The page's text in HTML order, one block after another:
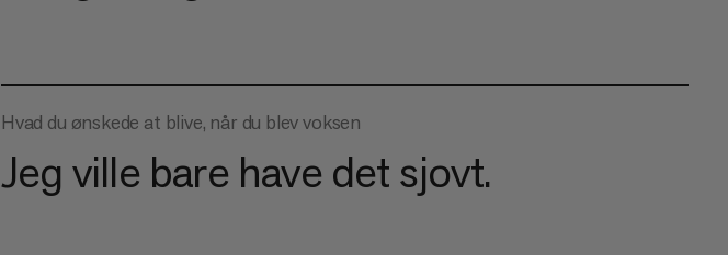
Hvad du ønskede at blive, når du blev voksen
Jeg ville bare have det sjovt.